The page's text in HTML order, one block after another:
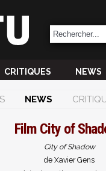
CRITIQUES NEWS
NEWS
Film City of
City of Shadow
de Xavier Gens